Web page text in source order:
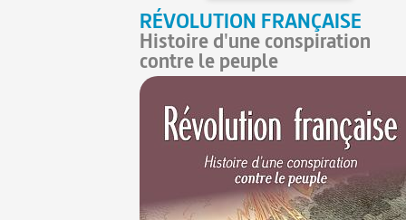
RÉVOLUTION FRANÇAISE
Histoire d'une conspiration
contre le peuple